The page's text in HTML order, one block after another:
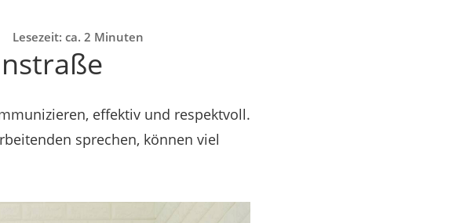
Lesezeit: ca. 2 Minuten
effektiv und respektvoll.
sprechen, können viel